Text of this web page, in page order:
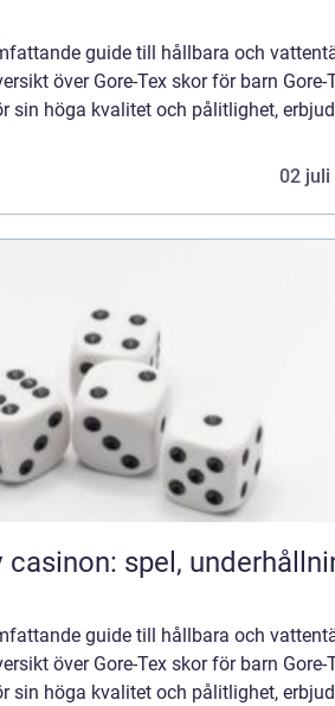
guide till hållbara och
över Gore-Tex skor för barn Gore-
sin höga kvalitet och pålitlighet,
02 juli
spel,
guide till hållbara och
över Gore-Tex skor för barn Gore-
sin höga kvalitet och pålitlighet,